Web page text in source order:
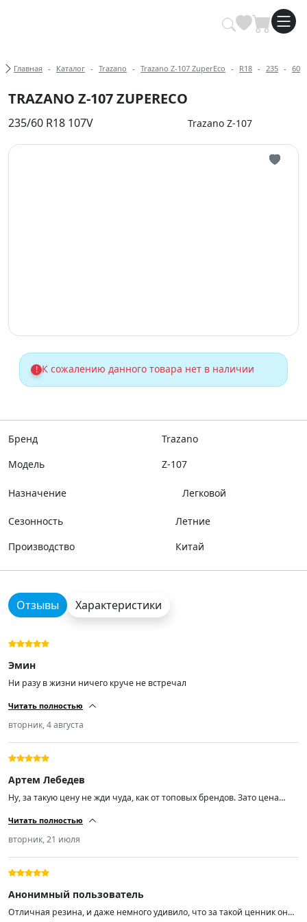
Купить автомобильные шины
Хлебные крошки
Главная Каталог Trazano Trazano Z-107 ZuperEco R18 235 60
TRAZANO Z-107 ZUPERECO
235/60 R18 107V Trazano Z-107
! К сожалению данного товара нет в наличии
Бренд
Trazano
Модель
Z-107
Назначение Легковой
Сезонность
Летние
Производство
Китай
Отзывы Характеристики
Эмин
Ни разу в жизни ничего круче не встречал
Читать полностью
вторник, 4 августа
Артем Лебедев
Ну, за такую цену не жди чуда, как от топовых брендов. Зато цена
нашёл.
Читать полностью
вторник, 21 июля
Анонимный пользователь
Отличная резина, и даже немного удивило, что за такой ценник она